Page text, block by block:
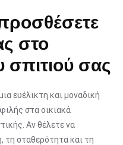
στο
σπιτιού σας
ευέλικτη και μοναδική
στα οικιακά
Αν θέλετε να
τη σταθερότητα και τη